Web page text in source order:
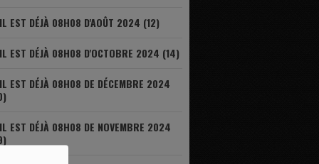
IL EST DÉJÀ 08H08 D'AOÛT 2024 (12)
IL EST DÉJÀ 08H08 D'OCTOBRE 2024 (14)
IL EST DÉJÀ 08H08 DE DÉCEMBRE 2024
IL EST DÉJÀ 08H08 DE NOVEMBRE 2024